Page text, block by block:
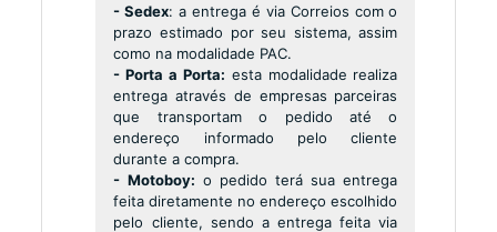
- Sedex: a entrega é via Correios com o
prazo estimado por seu sistema, assim
como na modalidade PAC.
- Porta a Porta: esta modalidade realiza
entrega através de empresas parceiras
que transportam o pedido até o
endereço informado pelo cliente
durante a compra.
- Motoboy: o pedido terá sua entrega
feita diretamente no endereço escolhido
pelo cliente, sendo a entrega feita via